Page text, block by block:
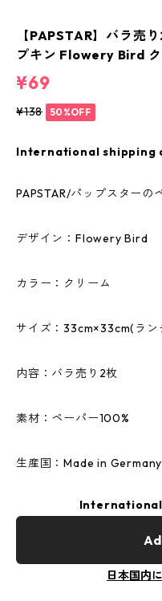
【PAPSTAR】バラ売
プキン Flowery Bird
¥69
¥138 50%OFF
International shipping
PAPSTAR/パップスターの
デザイン：Flowery Bird
カラー：クリーム
サイズ：33cm×33cm(ラン
内容：バラ売り2枚
素材：ペーパー100%
生産国：Made in Germany
日本国内